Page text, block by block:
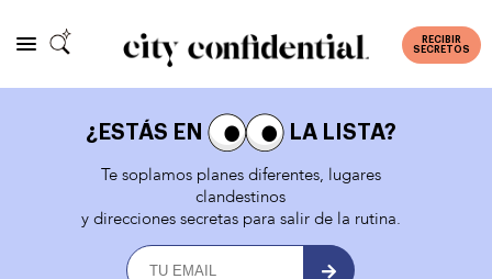
RECIBIR
SECRETOS
¿ESTÁS EN
LA LISTA?
Te soplamos planes diferentes, lugares
clandestinos
y direcciones secretas para salir de la rutina.